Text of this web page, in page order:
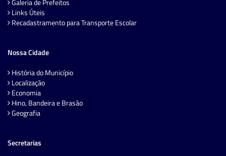
Galeria de Prefeitos
Links Úteis
Recadastramento para Transporte Escolar
Nossa Cidade
História do Município
Localização
Economia
Hino, Bandeira e Brasão
Geografia
Secretarias